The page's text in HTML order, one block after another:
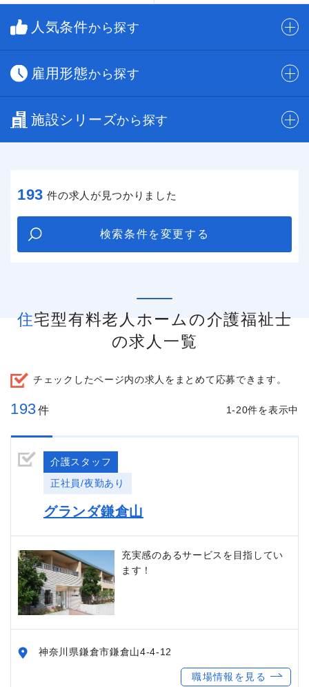
人気条件から探す
雇用形態から探す
施設シリーズから探す
193 件の求人が見つかりました
検索条件を変更する
住宅型有料老人ホームの介護福祉士
の求人一覧
チェックしたページ内の求人をまとめて応募できます。
193件 1-20件を表示中
介護スタッフ
正社員/夜勤あり
グランダ鎌倉山
充実感のあるサービスを目指してい
ます！
神奈川県鎌倉市鎌倉山4-4-12
職場情報を見る